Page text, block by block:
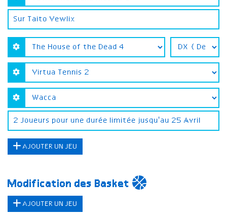
AJOUTER UN JEU
Modification des Basket
AJOUTER UN JEU